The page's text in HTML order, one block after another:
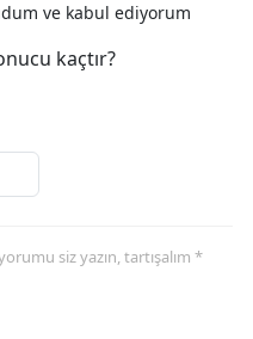
ve kabul ediyorum
kaçtır?
siz yazın, tartışalım *